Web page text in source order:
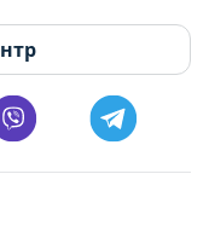
20:00.